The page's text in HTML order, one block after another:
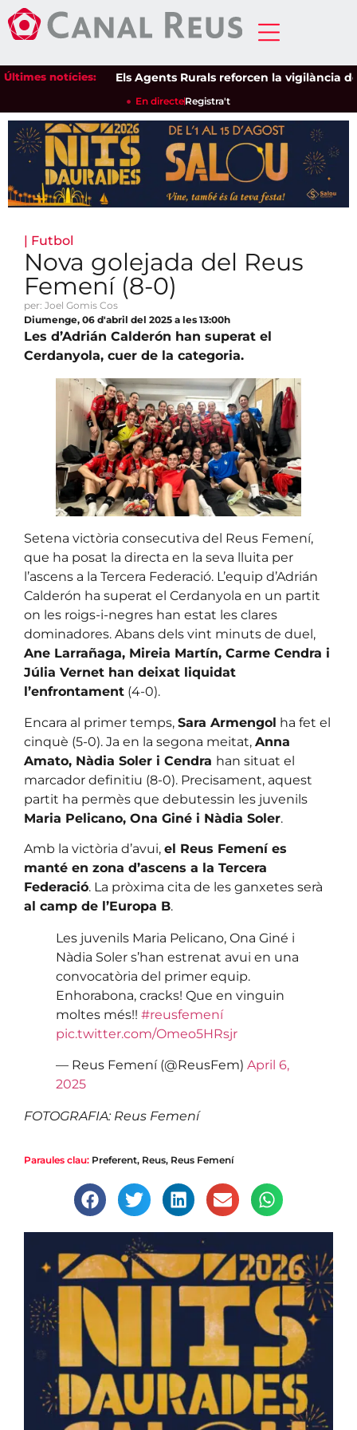
Últimes notícies:Els Agents Rurals reforcen la vigilància dels
En directeRegistra't
| Futbol
Nova golejada del Reus
Femení (8-0)
per: Joel Gomis Cos
Diumenge, 06 d'abril del 2025 a les 13:00h
Les d’Adrián Calderón han superat el
Cerdanyola, cuer de la categoria.
Setena victòria consecutiva del Reus Femení,
que ha posat la directa en la seva lluita per
l’ascens a la Tercera Federació. L’equip d’Adrián
Calderón ha superat el Cerdanyola en un partit
on les roigs-i-negres han estat les clares
dominadores. Abans dels vint minuts de duel,
Ane Larrañaga, Mireia Martín, Carme Cendra i
Júlia Vernet han deixat liquidat
l’enfrontament (4-0).
Encara al primer temps, Sara Armengol ha fet el
cinquè (5-0). Ja en la segona meitat, Anna
Amato, Nàdia Soler i Cendra han situat el
marcador definitiu (8-0). Precisament, aquest
partit ha permès que debutessin les juvenils
Maria Pelicano, Ona Giné i Nàdia Soler.
Amb la victòria d’avui, el Reus Femení es
manté en zona d’ascens a la Tercera
Federació. La pròxima cita de les ganxetes serà
al camp de l’Europa B.
Les juvenils Maria Pelicano, Ona Giné i
Nàdia Soler s’han estrenat avui en una
convocatòria del primer equip.
Enhorabona, cracks! Que en vinguin
moltes més!! #reusfemení
pic.twitter.com/Omeo5HRsjr
— Reus Femení (@ReusFem) April 6,
2025
FOTOGRAFIA: Reus Femení
Paraules clau: Preferent, Reus, Reus Femení